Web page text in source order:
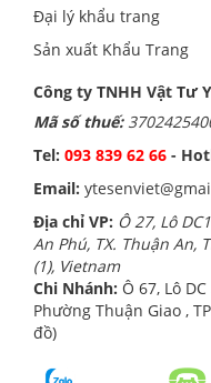
Đại lý khẩu trang
Sản xuất Khẩu Trang
Công ty TNHH Vật Tư
Mã số thuế:
Tel: 093 839 62 66 -
Email:
Địa chỉ VP: Ô 27, Lô
An Phú, TX. Thuận An,
(1), Vietnam
Chi Nhánh: Ô 67, Lô
Phường Thuận Giao ,
đồ)